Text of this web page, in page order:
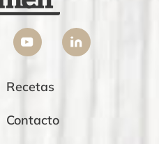
Recetas
Contacto